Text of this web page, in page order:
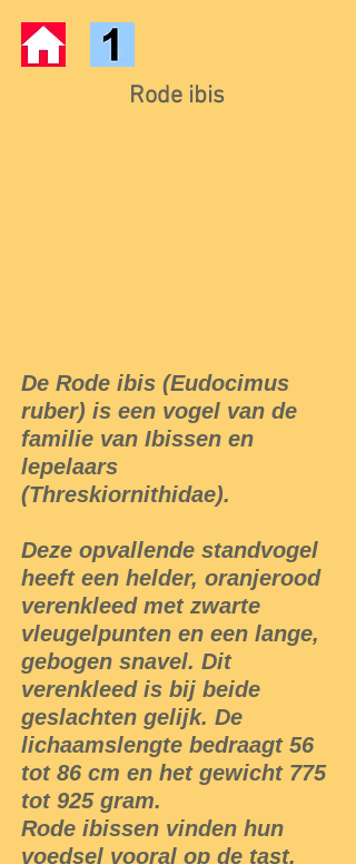
Rode ibis
De Rode ibis (Eudocimus
ruber) is een vogel van de
familie van Ibissen en
lepelaars
(Threskiornithidae).
Deze opvallende standvogel
heeft een helder, oranjerood
verenkleed met zwarte
vleugelpunten en een lange,
gebogen snavel. Dit
verenkleed is bij beide
geslachten gelijk. De
lichaamslengte bedraagt 56
tot 86 cm en het gewicht 775
tot 925 gram.
Rode ibissen vinden hun
voedsel vooral op de tast,